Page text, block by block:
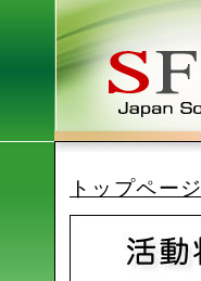
トップページ